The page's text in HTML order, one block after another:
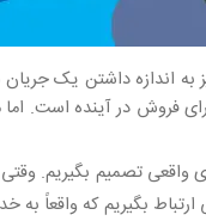
اندازه داشتن یک جریان
فروش در آینده است.
تصمیم بگیریم. وقتی
بگیریم که واقعاً به